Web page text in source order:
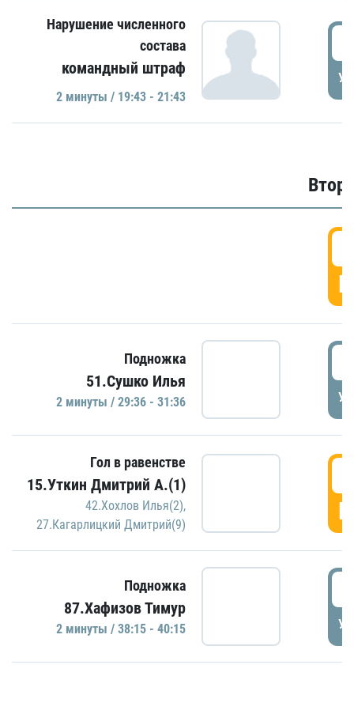
Нарушение численного
состава
командный штраф
2 минуты / 19:43 - 21:43
Подножка
51.Сушко Илья
2 минуты / 29:36 - 31:36
Гол в равенстве
15.Уткин Дмитрий А.(1)
42.Хохлов Илья(2),
27.Кагарлицкий Дмитрий(9)
Подножка
87.Хафизов Тимур
2 минуты / 38:15 - 40:15